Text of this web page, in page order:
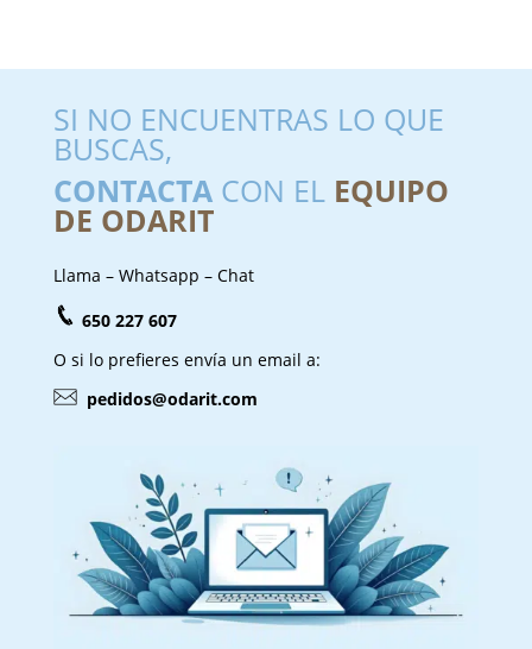
SI NO ENCUENTRAS LO QUE
BUSCAS,
CONTACTACON EL EQUIPO
DE ODARIT
Llama – Whatsapp – Chat
650 227 607
O si lo prefieres envía un email a:
pedidos@odarit.com